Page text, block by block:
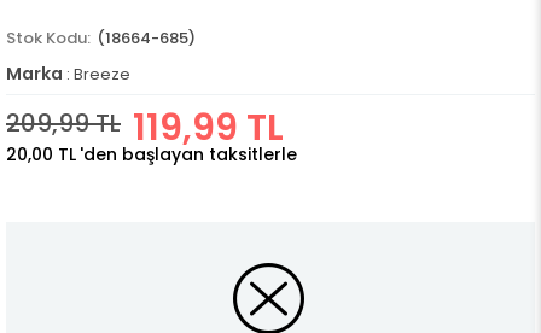
(18664-685)
Marka : Breeze
209,99 TL 119,99 TL
20,00 TL 'den başlayan taksitlerle